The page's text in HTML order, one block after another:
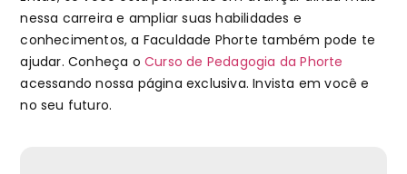
nessa carreira e ampliar suas habilidades e
conhecimentos, a Faculdade Phorte também pode te
ajudar. Conheça oCurso de Pedagogia da Phorte
acessando nossa página exclusiva. Invista em você e
no seu futuro.